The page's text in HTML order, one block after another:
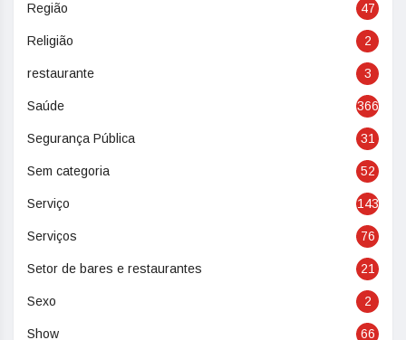
Região 47
Religião 2
restaurante 3
Saúde 366
Segurança Pública 31
Sem categoria 52
Serviço 143
Serviços 76
Setor de bares e restaurantes 21
Sexo 2
Show 66